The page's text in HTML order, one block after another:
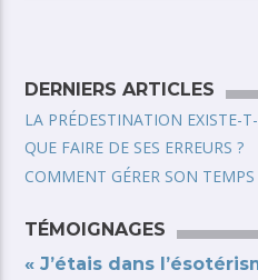
DERNIERS ARTICLES
LA PRÉDESTINATION EXISTE-
QUE FAIRE DE SES ERREURS ?
COMMENT GÉRER SON TEMPS
TÉMOIGNAGES
« J’étais dans